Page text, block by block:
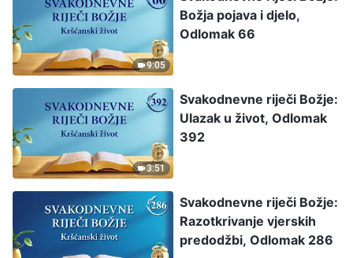
9:05
Božja pojava i djelo,
Odlomak 66
3:51
Svakodnevne riječi Božje:
Ulazak u život, Odlomak
392
Svakodnevne riječi Božje:
Razotkrivanje vjerskih
predodžbi, Odlomak 286